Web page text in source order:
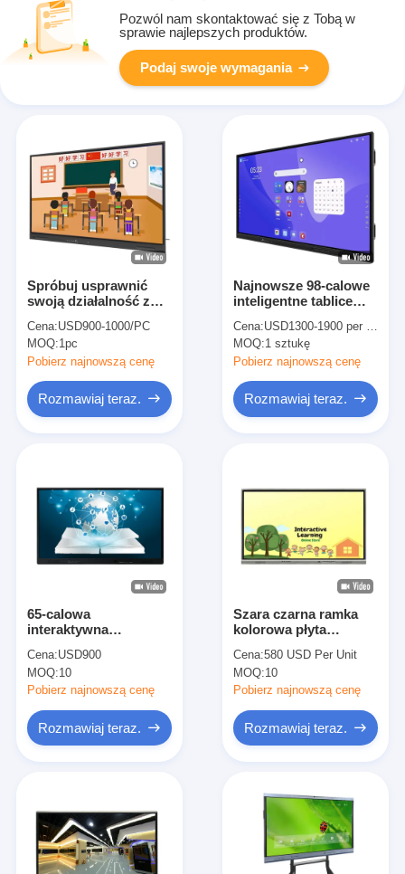
Produkty
Filmy
Pozwól nam skontaktować się z Tobą w
sprawie najlepszych produktów.
Podaj swoje wymagania
Spróbuj usprawnić
swoją działalność z
Android Win Chrome
Operation i HDMI
Output
Cena:USD900-1000/PC
MOQ:1pc
Pobierz najnowszą cenę
Rozmawiaj teraz.
Najnowsze 98-calowe
inteligentne tablice
tablice cyfrowe dla
szkoły i miejsca pracy
Cena:USD1300-1900 per piece
MOQ:1 sztukę
Pobierz najnowszą cenę
Rozmawiaj teraz.
65-calowa
interaktywna
RS232 z Androidem
8.0 4G 32G
Cena:USD900
MOQ:10
Pobierz najnowszą cenę
Rozmawiaj teraz.
Szara czarna ramka
kolorowa płyta
cyklem życia 50000
godzin
Cena:580 USD Per Unit
MOQ:10
Pobierz najnowszą cenę
Rozmawiaj teraz.